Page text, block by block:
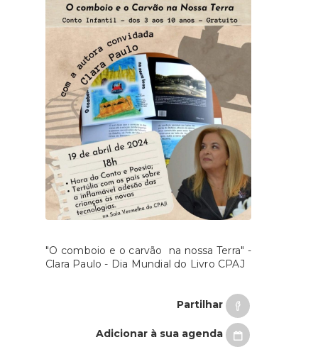
"O comboio e o carvão na nossa Terra" -
Clara Paulo - Dia Mundial do Livro CPAJ
Partilhar
Adicionar à sua agenda